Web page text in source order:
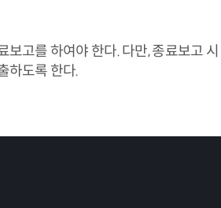
고를 하여야 한다. 다만, 종료보고
하도록 한다.